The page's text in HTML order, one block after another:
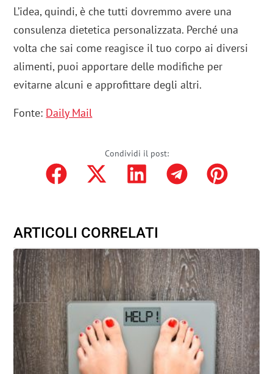
L’idea, quindi, è che tutti dovremmo avere una
consulenza dietetica personalizzata. Perché una
volta che sai come reagisce il tuo corpo ai diversi
alimenti, puoi apportare delle modifiche per
evitarne alcuni e approfittare degli altri.
Fonte: Daily Mail
Condividi il post:
ARTICOLI CORRELATI